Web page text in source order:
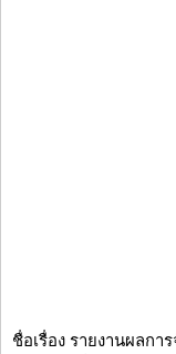
ชื่อเรื่อง รายงานผลก